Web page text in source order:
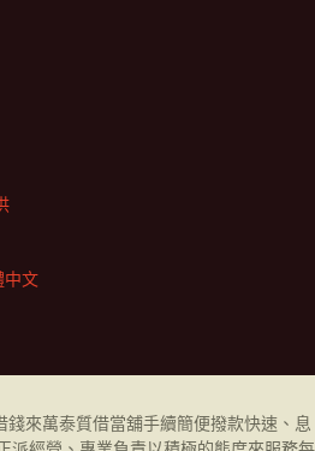
中文
錢來萬泰質借當舖手續簡便撥款快速、息